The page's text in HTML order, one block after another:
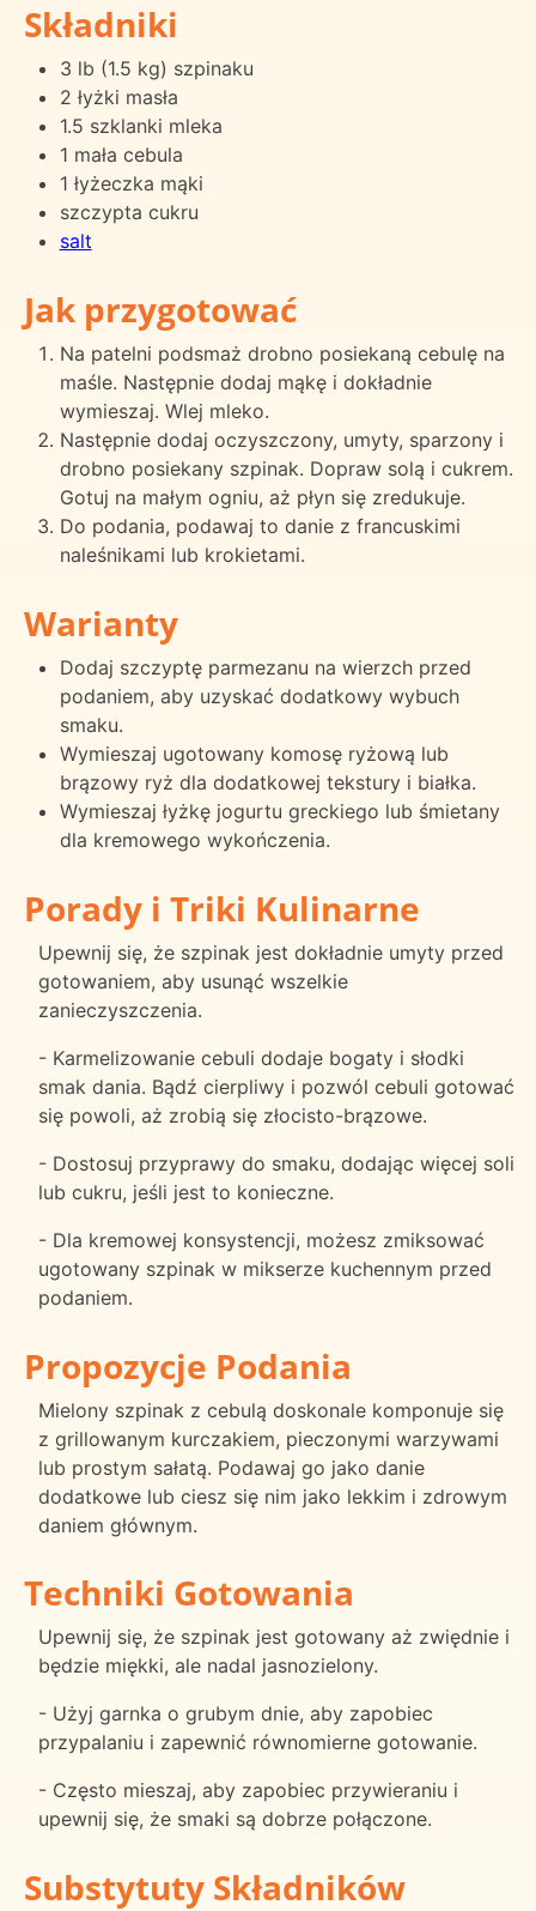
Składniki
3 lb (1.5 kg) szpinaku
2 łyżki masła
1.5 szklanki mleka
1 mała cebula
1 łyżeczka mąki
szczypta cukru
salt
Jak przygotować
Na patelni podsmaż drobno posiekaną cebulę na
maśle. Następnie dodaj mąkę i dokładnie
wymieszaj. Wlej mleko.
Następnie dodaj oczyszczony, umyty, sparzony i
drobno posiekany szpinak. Dopraw solą i cukrem.
Gotuj na małym ogniu, aż płyn się zredukuje.
Do podania, podawaj to danie z francuskimi
naleśnikami lub krokietami.
Warianty
Dodaj szczyptę parmezanu na wierzch przed
podaniem, aby uzyskać dodatkowy wybuch
smaku.
Wymieszaj ugotowany komosę ryżową lub
brązowy ryż dla dodatkowej tekstury i białka.
Wymieszaj łyżkę jogurtu greckiego lub śmietany
dla kremowego wykończenia.
Porady i Triki Kulinarne
Upewnij się, że szpinak jest dokładnie umyty przed
gotowaniem, aby usunąć wszelkie
zanieczyszczenia.
- Karmelizowanie cebuli dodaje bogaty i słodki
smak dania. Bądź cierpliwy i pozwól cebuli gotować
się powoli, aż zrobią się złocisto-brązowe.
- Dostosuj przyprawy do smaku, dodając więcej soli
lub cukru, jeśli jest to konieczne.
- Dla kremowej konsystencji, możesz zmiksować
ugotowany szpinak w mikserze kuchennym przed
podaniem.
Propozycje Podania
Mielony szpinak z cebulą doskonale komponuje się
z grillowanym kurczakiem, pieczonymi warzywami
lub prostym sałatą. Podawaj go jako danie
dodatkowe lub ciesz się nim jako lekkim i zdrowym
daniem głównym.
Techniki Gotowania
Upewnij się, że szpinak jest gotowany aż zwiędnie i
będzie miękki, ale nadal jasnozielony.
- Użyj garnka o grubym dnie, aby zapobiec
przypalaniu i zapewnić równomierne gotowanie.
- Często mieszaj, aby zapobiec przywieraniu i
upewnij się, że smaki są dobrze połączone.
Substytuty Składników